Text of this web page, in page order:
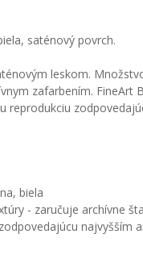
saténový povrch.
leskom.
zafarbením.
biela
- zaručuje archívne